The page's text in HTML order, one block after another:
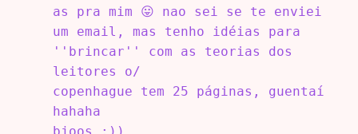
as pra mim 😛 nao sei se te enviei
um email, mas tenho idéias para
''brincar'' com as teorias dos
leitores o/
copenhague tem 25 páginas, guentaí
hahaha
bjoos :))